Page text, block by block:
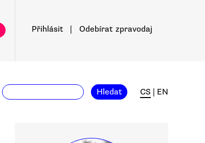
Přihlásit Odebírat zpravodaj
Hledat CS EN